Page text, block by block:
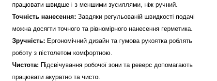
працювати швидше і з меншими зусиллями, ніж ручний.
Точність нанесення: Завдяки регульованій швидкості подачі
можна досягти точного та рівномірного нанесення герметика.
Зручність: Ергономічний дизайн та гумова рукоятка роблять
роботу з пістолетом комфортною.
Чистота: Підсвічування робочої зони та реверс допомагають
працювати акуратно та чисто.